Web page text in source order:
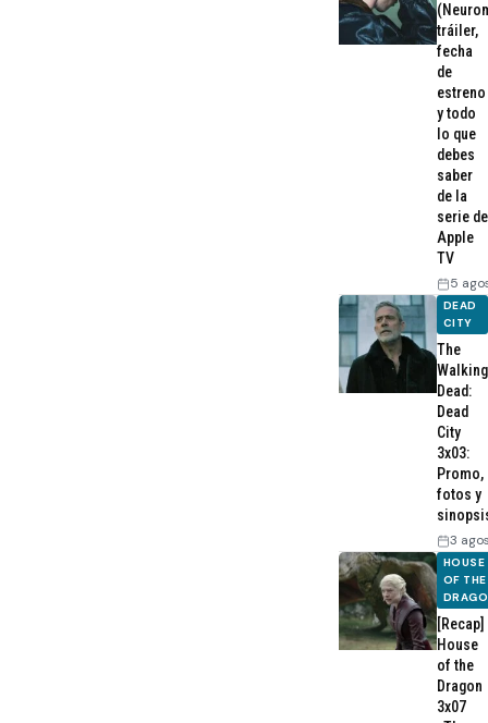
tráiler,
fecha
de
estreno
y todo
lo que
debes
saber
de la
serie de
Apple
TV
5
DEAD
CITY
The
Walking
Dead:
Dead
City
3x03:
Promo,
fotos y
3
HOUSE
OF THE
[Recap]
House
of the
Dragon
3x07